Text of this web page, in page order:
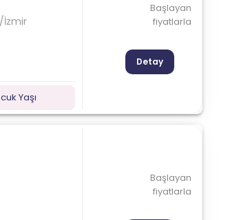
İzmir
Yaşı
Başlayan
fiyatlarla
Detay
Başlayan
fiyatlarla